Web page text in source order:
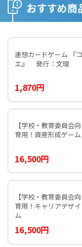
おすすめ商
連想カードゲーム 『コトバリ
エ』 発行：文理
1,870円
【学校・教育委員会
育用！資産形成ゲーム
16,500円
【学校・教育委員会
育用！キャリアデザ
ム
16,500円